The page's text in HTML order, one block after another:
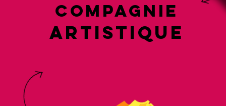
compagnie
artistique